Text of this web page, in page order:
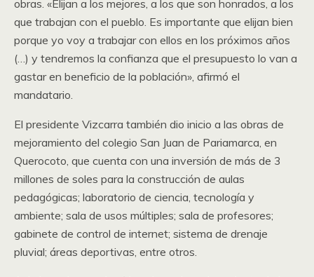
obras. «Elijan a los mejores, a los que son honrados, a los
que trabajan con el pueblo. Es importante que elijan bien
porque yo voy a trabajar con ellos en los próximos años
(…) y tendremos la confianza que el presupuesto lo van a
gastar en beneficio de la población», afirmó el
mandatario.
El presidente Vizcarra también dio inicio a las obras de
mejoramiento del colegio San Juan de Pariamarca, en
Querocoto, que cuenta con una inversión de más de 3
millones de soles para la construcción de aulas
pedagógicas; laboratorio de ciencia, tecnología y
ambiente; sala de usos múltiples; sala de profesores;
gabinete de control de internet; sistema de drenaje
pluvial; áreas deportivas, entre otros.